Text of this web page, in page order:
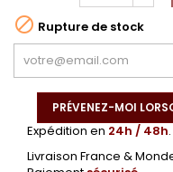
 Rupture de stock
PRÉVENEZ-MOI
Expédition en 24h / 48h.
Livraison France &